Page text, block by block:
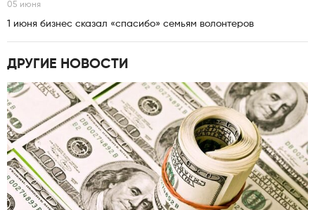
05 июня
1 июня бизнес сказал «спасибо» семьям волонтеров
ДРУГИЕ НОВОСТИ